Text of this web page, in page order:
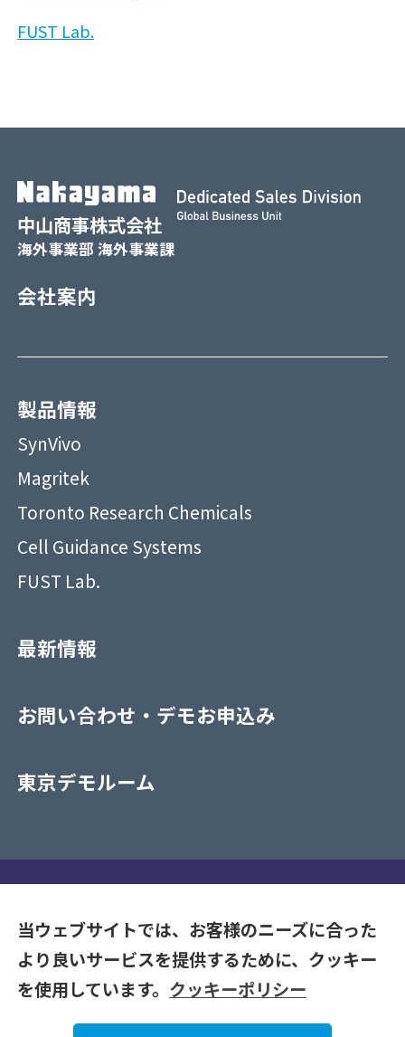
FUST Lab.
中山商事株式会社
海外事業部 海外事業課
会社案内
製品情報
SynVivo
Magritek
Toronto Research Chemicals
Cell Guidance Systems
FUST Lab.
最新情報
お問い合わせ・デモお申込み
東京デモルーム
Reserve.
当ウェブサイトでは、お客様のニーズに合った
より良いサービスを提供するために、クッキー
を使用しています。 クッキーポリシー